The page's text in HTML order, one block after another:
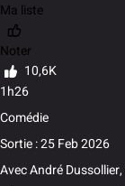
Ma liste
Noter
10,6K
1h26
Comédie
Sortie : 25 Feb 2026
AvecAndré Dussollier,